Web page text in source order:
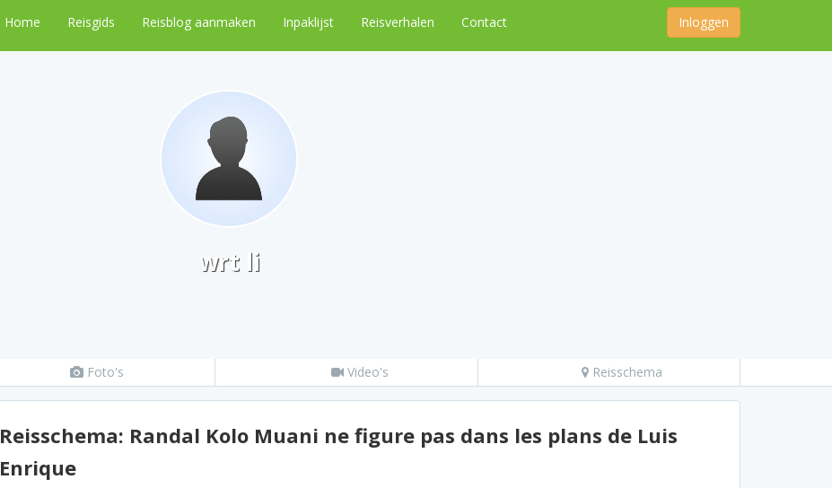
Home Reisgids Reisblog aanmaken Inpaklijst Reisverhalen Contact Inloggen
wrt li
Foto's Video's Reisschema
Reisschema: Randal Kolo Muani ne figure pas dans les plans de Luis
Enrique